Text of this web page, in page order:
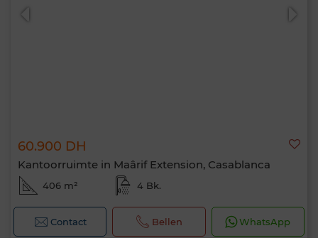
60.900 DH
Kantoorruimte in Maârif Extension, Casablanca
406 m² 4 Bk.
Contact Bellen WhatsApp